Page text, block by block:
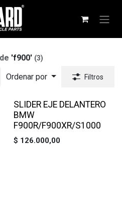
'f900' (3)
Ordenar por Filtros
SLIDER EJE DELANTERO
BMW
F900R/F900XR/S1000
$ 126.000,00